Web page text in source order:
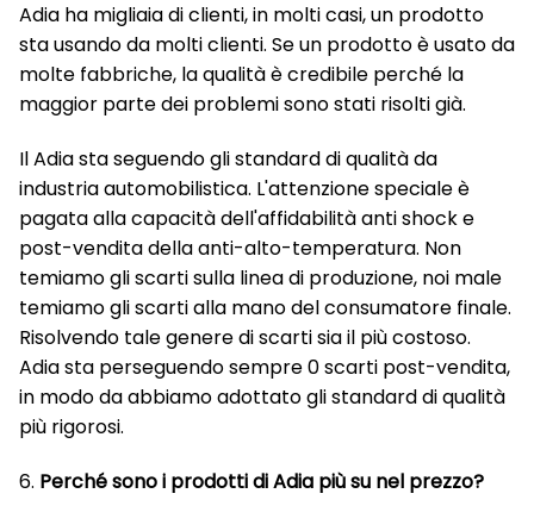
Adia ha migliaia di clienti, in molti casi, un prodotto
sta usando da molti clienti. Se un prodotto è usato da
molte fabbriche, la qualità è credibile perché la
maggior parte dei problemi sono stati risolti già.
Il Adia sta seguendo gli standard di qualità da
industria automobilistica. L'attenzione speciale è
pagata alla capacità dell'affidabilità anti shock e
post-vendita della anti-alto-temperatura. Non
temiamo gli scarti sulla linea di produzione, noi male
temiamo gli scarti alla mano del consumatore finale.
Risolvendo tale genere di scarti sia il più costoso.
Adia sta perseguendo sempre 0 scarti post-vendita,
in modo da abbiamo adottato gli standard di qualità
più rigorosi.
6. Perché sono i prodotti di Adia più su nel prezzo?